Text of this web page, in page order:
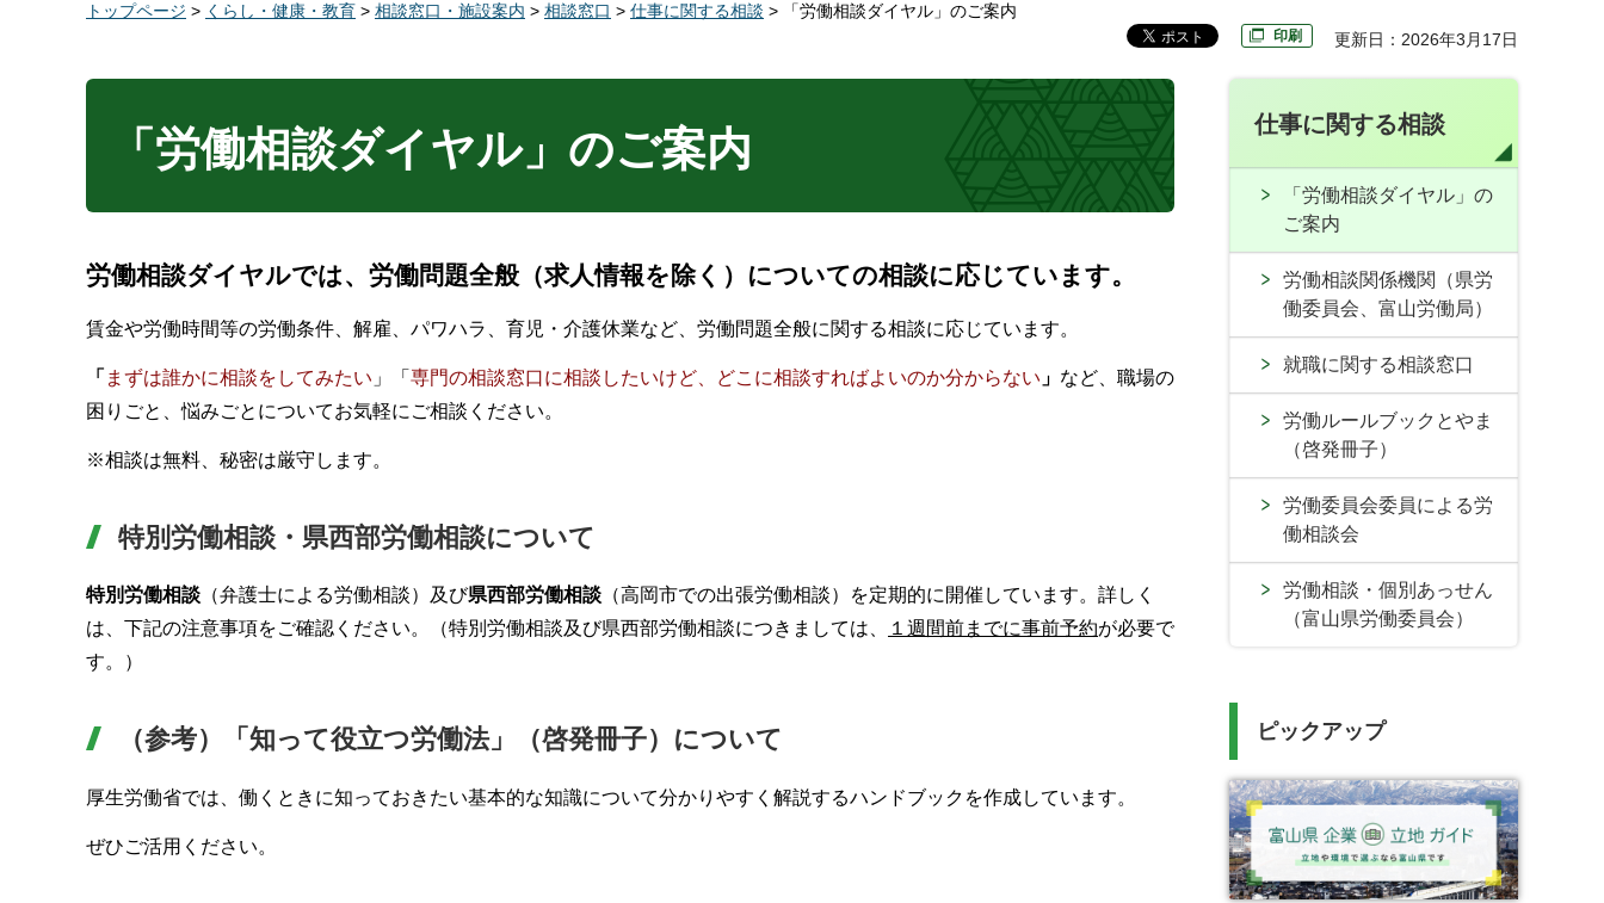
トップページ > くらし・健康・教育 > 相談窓口・施設案内 > 相談窓口 > 仕事に関する相談 > 「労働相談ダイヤル」のご案内
印刷 更新日：2026年3月17日
「労働相談ダイヤル」のご案内
労働相談ダイヤルでは、労働問題全般（求人情報を除く）についての相談に応じています。
賃金や労働時間等の労働条件、解雇、パワハラ、育児・介護休業など、労働問題全般に関する相談に応じています。
「 まずは誰かに相談をしてみたい 」「 専門の相談窓口に相談したいけど、どこに相談すればよいのか分からない 」 など、職場の
困りごと、悩みごとについてお気軽にご相談ください。
※相談は無料、秘密は厳守します。
特別労働相談・県西部労働相談について
特別労働相談 （弁護士による労働相談）及び県西部労働相談 （高岡市での出張労働相談）を定期的に開催しています。詳しく
は、下記の注意事項をご確認ください。（特別労働相談及び県西部労働相談につきましては、
１週間前までに事前予約が必要で
す。）
（参考）「知って役立つ労働法」（啓発冊子）について
厚生労働省では、働くときに知っておきたい基本的な知識について分かりやすく解説するハンドブックを作成しています。
ぜひご活用ください。
仕事に関する相談
「労働相談ダイヤル」の
ご案内
労働相談関係機関（県労
働委員会、富山労働局）
就職に関する相談窓口
労働ルールブックとやま
（啓発冊子）
労働委員会委員による労
働相談会
労働相談・個別あっせん
（富山県労働委員会）
ピックアップ